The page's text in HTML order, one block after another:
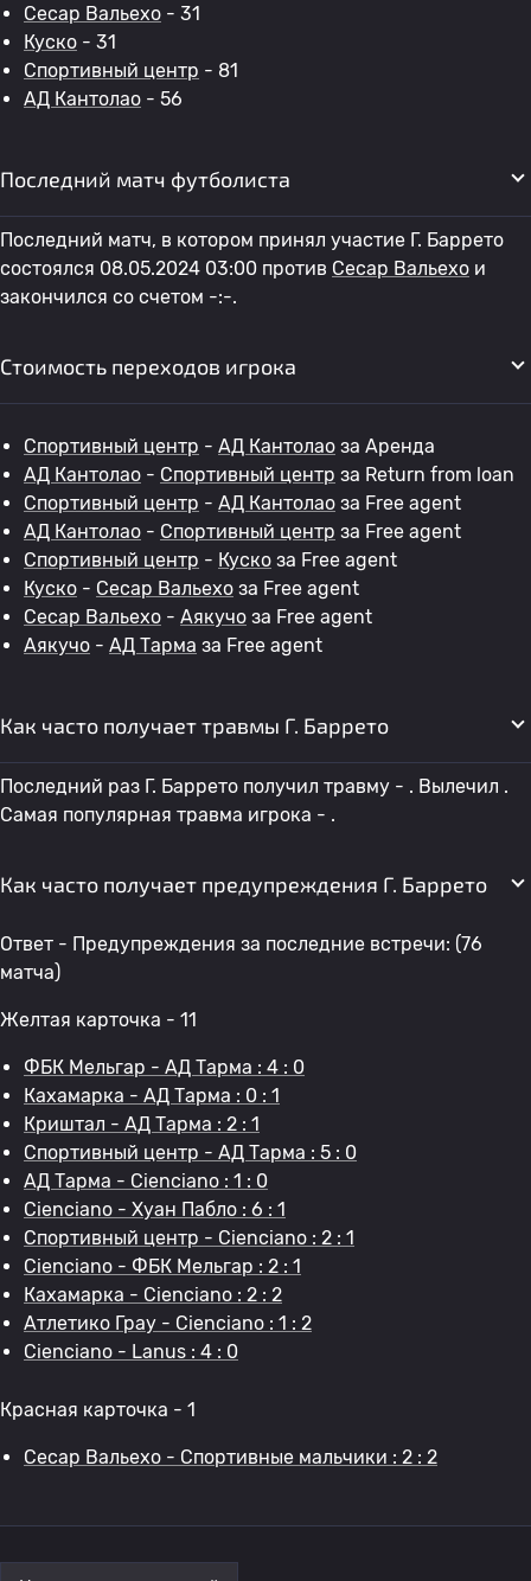
Сесар Вальехо - 31
Куско - 31
Спортивный центр - 81
АД Кантолао - 56
Последний матч футболиста
Последний матч, в котором принял участие Г. Баррето
состоялся 08.05.2024 03:00 против Сесар Вальехо и
закончился со счетом -:-.
Стоимость переходов игрока
Спортивный центр - АД Кантолао за Аренда
АД Кантолао - Спортивный центр за Return from loan
Спортивный центр - АД Кантолао за Free agent
АД Кантолао - Спортивный центр за Free agent
Спортивный центр - Куско за Free agent
Куско - Сесар Вальехо за Free agent
Сесар Вальехо - Аякучо за Free agent
Аякучо - АД Тарма за Free agent
Как часто получает травмы Г. Баррето
Последний раз Г. Баррето получил травму - . Вылечил .
Самая популярная травма игрока - .
Как часто получает предупреждения Г. Баррето
Ответ - Предупреждения за последние встречи: (76
матча)
Желтая карточка - 11
ФБК Мельгар - АД Тарма : 4 : 0
Кахамарка - АД Тарма : 0 : 1
Криштал - АД Тарма : 2 : 1
Спортивный центр - АД Тарма : 5 : 0
АД Тарма - Cienciano : 1 : 0
Cienciano - Хуан Пабло : 6 : 1
Спортивный центр - Cienciano : 2 : 1
Cienciano - ФБК Мельгар : 2 : 1
Кахамарка - Cienciano : 2 : 2
Атлетико Грау - Cienciano : 1 : 2
Cienciano - Lanus : 4 : 0
Красная карточка - 1
Сесар Вальехо - Спортивные мальчики : 2 : 2